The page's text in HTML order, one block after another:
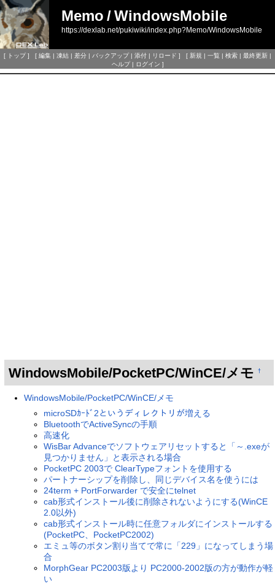
Memo /WindowsMobile
https://dexlab.net/pukiwiki/index.php?Memo/WindowsMobile
[ トップ] [ 編集 | 凍結 | 差分 | バックアップ| 添付 | リロード ] [ 新規 | 一覧 | 検索 | 最終更新 |
ヘルプ| ログイン ]
WindowsMobile/PocketPC/WinCE/メモ †
WindowsMobile/PocketPC/WinCE/メモ
microSDｶｰﾄﾞ2というディレクトリが増える
BluetoothでActiveSyncの手順
高速化
WisBar Advanceでソフトウェアリセットすると「～.exeが
見つかりません」と表示される場合
PocketPC 2003で ClearTypeフォントを使用する
パートナーシップを削除し、同じデバイス名を使うには
24term + PortForwarder で安全にtelnet
cab形式インストール後に削除されないようにする(WinCE
2.0以外)
cab形式インストール時に任意フォルダにインストールする
(PocketPC、PocketPC2002)
エミュ等のボタン割り当てで常に「229」になってしまう場
合
MorphGear PC2003版より PC2000-2002版の方が動作が軽
い